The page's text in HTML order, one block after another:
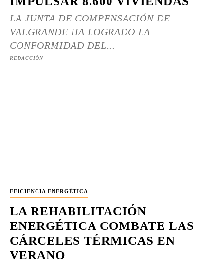
LA JUNTA DE COMPENSACIÓN DE
VALGRANDE HA LOGRADO LA
CONFORMIDAD DEL...
REDACCIÓN
EFICIENCIA ENERGÉTICA
LA REHABILITACIÓN
ENERGÉTICA COMBATE LAS
CÁRCELES TÉRMICAS EN
VERANO